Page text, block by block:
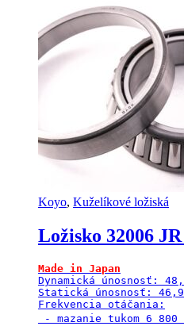
Koyo, Kuželíkové ložiská
Ložisko 32006
Made in Japan
Dynamická únosnosť:
Statická únosnosť:
Frekvencia otáčania:
- mazanie tukom 6 800